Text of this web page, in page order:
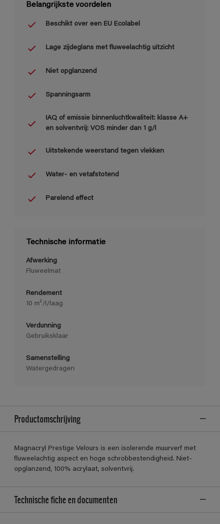
Belangrijkste voordelen
Beschikt over een EU Ecolabel
Lage zijdeglans met fluweelachtig uitzicht
Niet opglanzend
Spanningsarm
IAQ of emissie binnenluchtkwaliteit: klasse A+
en solventvrij: VOS minder dan 1 g/l
Uitstekende weerstand tegen vlekken
Water- en vetafstotend
Parelend effect
Technische informatie
Afwerking
Fluweelmat
Rendement
10 m²/l/laag
Verdunning
Gebruiksklaar
Samenstelling
Watergedragen
Productomschrijving
Magnacryl Prestige Velours is een isolerende muurverf met
fluweelachtig aspect en hoge schrobbestendigheid. Niet-
opglanzend, 100% acrylaat, solventvrij.
Technische fiche en documenten